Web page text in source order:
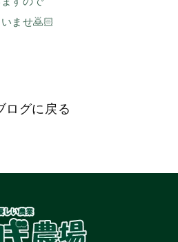
ませ🙇🏻
ログに戻る